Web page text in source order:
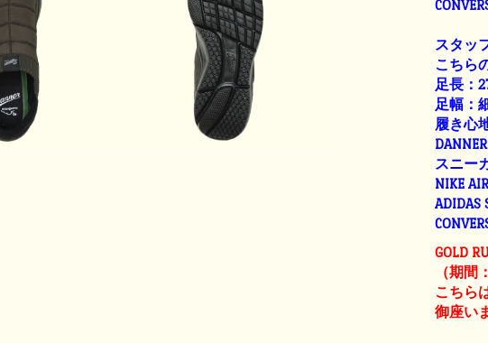
スタッ
こちら
足長：
足幅：
履き心
スニー
NIKE
ADIDAS
GOLD
（期間
こちら
御座い